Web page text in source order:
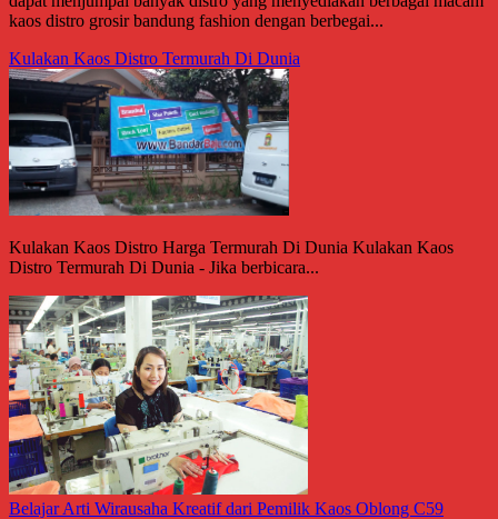
kaos distro grosir bandung fashion dengan berbegai...
Kulakan Kaos Distro Termurah Di Dunia
Kulakan Kaos Distro Harga Termurah Di Dunia Kulakan Kaos
Distro Termurah Di Dunia - Jika berbicara...
Belajar Arti Wirausaha Kreatif dari Pemilik Kaos Oblong C59